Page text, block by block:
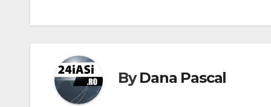
ByDana Pascal